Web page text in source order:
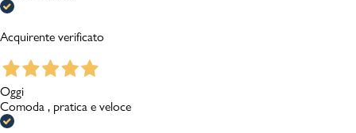
Acquirente verificato
Oggi
Comoda , pratica e veloce